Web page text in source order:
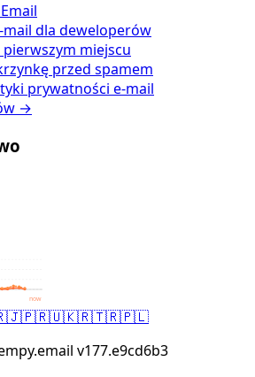
mail dla deweloperów
miejscu
przed spamem
prywatności e-mail
→
now
🇯🇵🇷🇺🇰🇷🇹🇷🇵🇱
v177.e9cd6b3